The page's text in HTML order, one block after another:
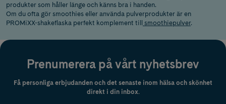
produkter som håller länge och känns bra i handen.
Om du ofta gör smoothies eller använda pulverprodukter är en
PROMiXX-shakeflaska perfekt komplement till
smoothiepulver.
Prenumerera på vårt nyhetsbrev
Få personliga erbjudanden och det senaste inom hälsa och skönhet
direkt i din inbox.